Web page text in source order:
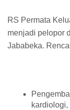
RS Permata
menjadi pelopor
Jababeka.